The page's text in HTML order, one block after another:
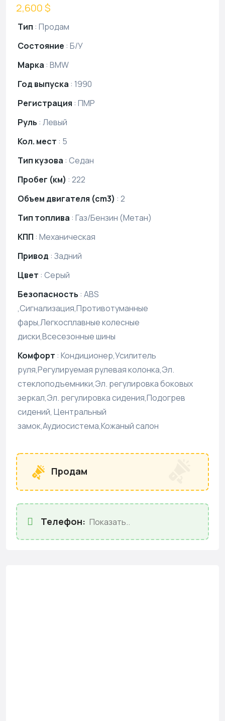
2,600 $
Тип : Продам
Состояние : Б/У
Марка : BMW
Год выпуска : 1990
Регистрация : ПМР
Руль : Левый
Кол. мест : 5
Тип кузова : Седан
Пробег (км) : 222
Объем двигателя (cm3) : 2
Тип топлива : Газ/Бензин (Метан)
КПП : Механическая
Привод : Задний
Цвет : Серый
Безопасность : ABS
,Сигнализация,Противотуманные
фары,Легкосплавные колесные
диски,Всесезонные шины
Комфорт : Кондиционер,Усилитель
руля,Регулируемая рулевая колонка,Эл.
стеклоподъемники,Эл. регулировка боковых
зеркал,Эл. регулировка сидения,Подогрев
сидений, Центральный
замок,Аудиосистема,Кожаный салон
Продам
Телефон: Показать..